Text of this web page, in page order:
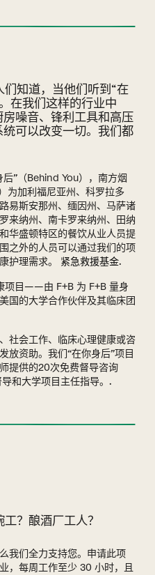
知道，当他们听到“在
在我们这样的行业中
噪音、锋利工具和高压
可以改变一切。我们都
”（Behind You），南方烟
为加利福尼亚州、科罗拉多
易斯安那州、缅因州、马萨诸
来纳州、南卡罗来纳州、田纳
华盛顿特区的餐饮从业人员提
之外的人员可以通过我们的项
护理需求。 紧急救援基金.
项目——由 F+B 为 F+B 量身
国的大学合作伙伴及其临床团
社会工作、临床心理健康或咨
放资助。我们“在你身后”项目
提供的20次免费督导咨询
和大学项目主任指导。.
？酿酒厂工人？
我们全力支持您。申请此项
，每周工作至少 30 小时，且